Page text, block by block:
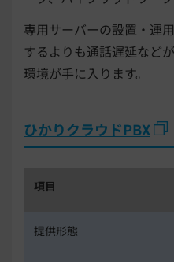
専用サーバーの設置・運
するよりも通話遅延など
環境が手に入ります。
ひかりクラウドPBX
項目
提供形態